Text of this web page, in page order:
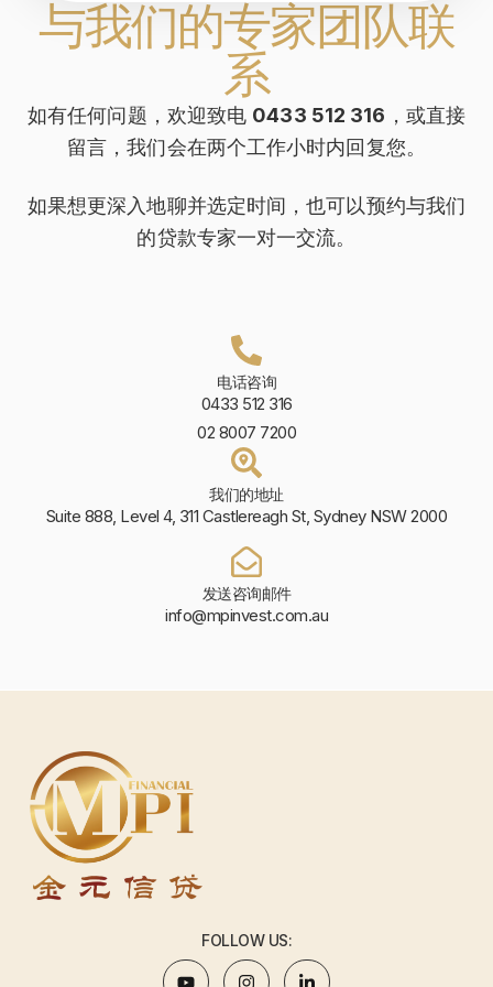
与我们的专家团队联
系
如有任何问题，欢迎致电 0433 512 316 ，或直接
留言，我们会在两个工作小时内回复您。
如果想更深入地聊并选定时间，也可以预约与我们
的贷款专家一对一交流。
电话咨询
0433 512 316
02 8007 7200
我们的地址
Suite 888, Level 4, 311 Castlereagh St, Sydney NSW 2000
发送咨询邮件
info@mpinvest.com.au
FOLLOW US: